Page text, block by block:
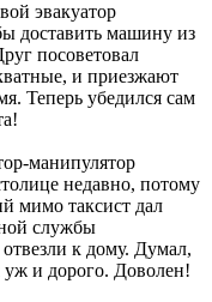
эвакуатор
доставить машину из
посоветовал
и приезжают
Теперь убедился сам
манипулятор
недавно, потому
мимо таксист дал
службы
к дому. Думал,
уж и дорого. Доволен!